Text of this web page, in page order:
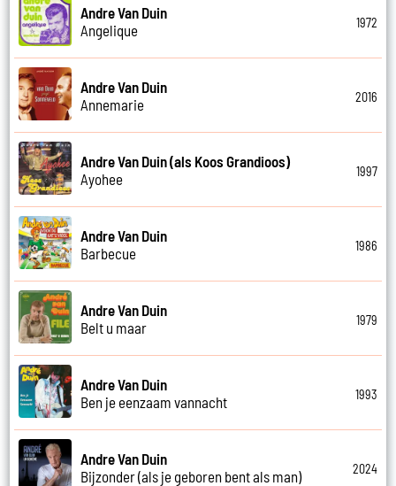
Andre Van Duin
Angelique
1972
Andre Van Duin
Annemarie
2016
Andre Van Duin (als Koos Grandioos)
Ayohee
1997
Andre Van Duin
Barbecue
1986
Andre Van Duin
Belt u maar
1979
Andre Van Duin
Ben je eenzaam vannacht
1993
Andre Van Duin
Bijzonder (als je geboren bent als man)
2024